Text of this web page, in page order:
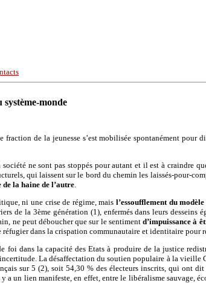
système-monde
fraction de la jeunesse s’est mobilisée spontanément pour
ne sont pas stoppés pour autant et il est à craindre
qui laissent sur le bord du chemin les laissés-pour-
la haine de l’autre.
ni une crise de régime, maisl’essoufflement du
de la 3ème génération (1), enfermés dans leurs desseins
ne peut déboucher que sur le sentimentd’impuissance à
dans la crispation communautaire et identitaire pour
foi dans la capacité des Etats à produire de la justice
La désaffectation du soutien populaire à la vieille
sur 5 (2), soit 54,30 % des électeurs inscrits, qui ont
a un lien manifeste, en effet, entre le libéralisme sauvage,